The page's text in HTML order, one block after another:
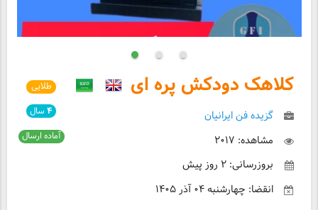
کلاهک دودکش پره ای
گزیده فن ایرانیان
مشاهده: ۲۰۱۷
بروزرسانی: ۲ روز پیش
انقضا: چهارشنبه ۰۴ آذر ۱۴۰۵
طلایی
۴ سال
آماده ارسال